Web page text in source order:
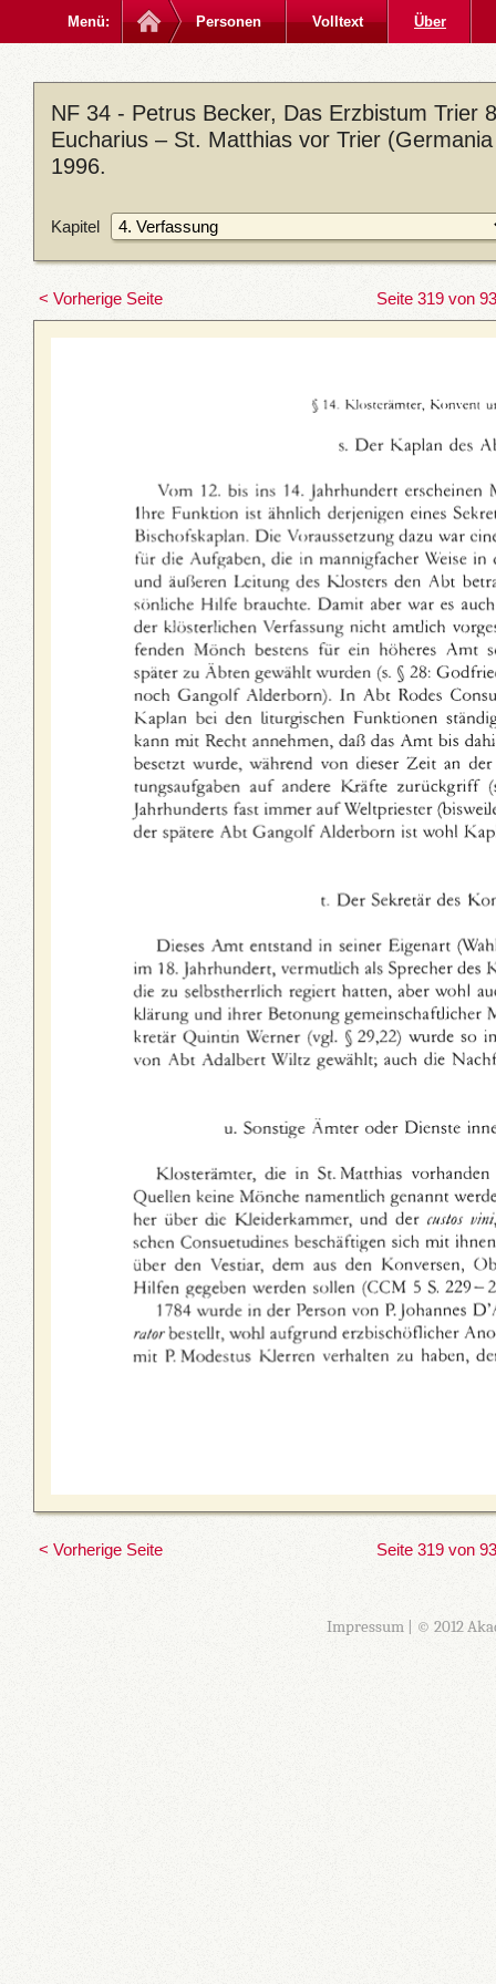
Menü: Personen Volltext Über
NF 34 - Petrus Becker, Das Erzbistum Trier
Eucharius – St. Matthias vor Trier
1996.
Kapitel
< Vorherige Seite Seite 319 von
< Vorherige Seite Seite 319 von
Impressum| © 2012